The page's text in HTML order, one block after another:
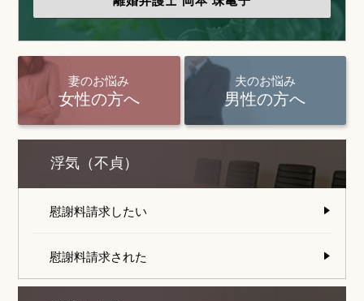
妻のお悩み
女性の方へ
夫のお悩み
男性の方へ
浮気（不貞）
慰謝料請求したい
慰謝料請求された